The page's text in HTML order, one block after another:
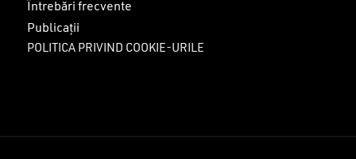
Întrebări frecvente
Publicații
POLITICA PRIVIND COOKIE-URILE